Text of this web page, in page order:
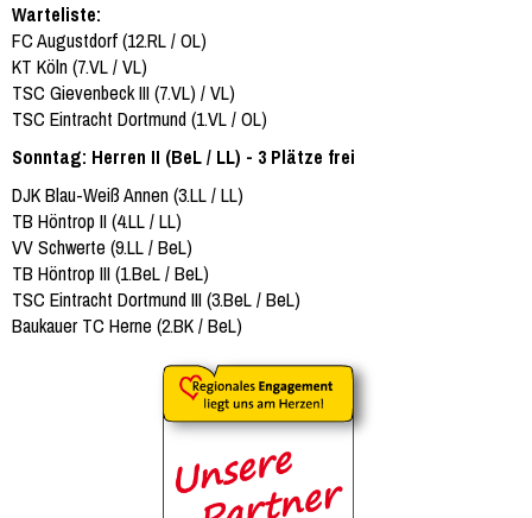
Warteliste:
FC Augustdorf (12.RL / OL)
KT Köln (7.VL / VL)
TSC Gievenbeck III (7.VL) / VL)
TSC Eintracht Dortmund (1.VL / OL)
Sonntag: Herren II (BeL / LL) - 3 Plätze frei
DJK Blau-Weiß Annen (3.LL / LL)
TB Höntrop II (4.LL / LL)
VV Schwerte (9.LL / BeL)
TB Höntrop III (1.BeL / BeL)
TSC Eintracht Dortmund III (3.BeL / BeL)
Baukauer TC Herne (2.BK / BeL)